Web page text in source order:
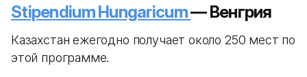
Stipendium Hungaricum— Венгрия
Казахстан ежегодно получает около 250 мест по
этой программе.